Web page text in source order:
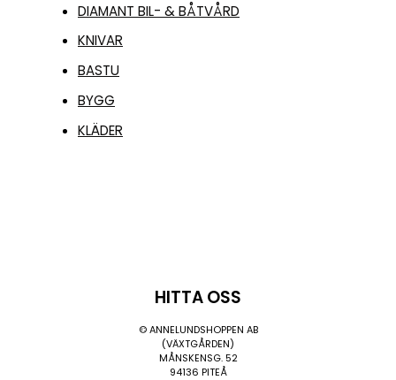
DIAMANT BIL- & BÅTVÅRD
KNIVAR
BASTU
BYGG
KLÄDER
HITTA OSS
© ANNELUNDSHOPPEN AB
(VÄXTGÅRDEN)
MÅNSKENSG. 52
94136 PITEÅ